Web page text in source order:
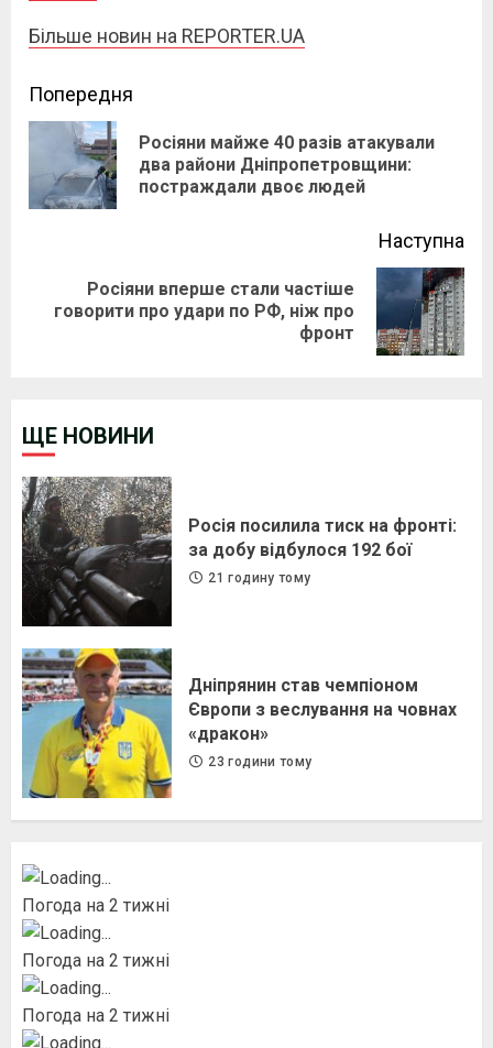
Більше новин на REPORTER.UA
Continue
Reading
Попередня
Росіяни майже 40 разів атакували
два райони Дніпропетровщини:
постраждали двоє людей
Наступна
Next
Росіяни вперше стали частіше
говорити про удари по РФ, ніж про
фронт
ЩЕ НОВИНИ
Росія посилила тиск на фронті:
за добу відбулося 192 бої
21 годину тому
Дніпрянин став чемпіоном
Європи з веслування на човнах
«дракон»
23 години тому
Погода на 2 тижні
Погода на 2 тижні
Погода на 2 тижні